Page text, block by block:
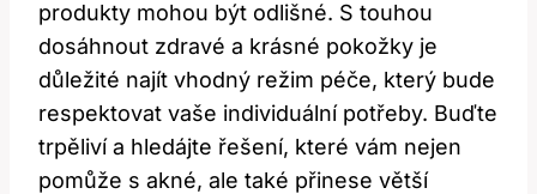
produkty mohou být odlišné. S touhou
dosáhnout zdravé a krásné pokožky je
důležité najít vhodný režim péče, který bude
respektovat vaše individuální potřeby. Buďte
trpěliví a hledájte řešení, které vám nejen
pomůže s akné, ale také přinese větší